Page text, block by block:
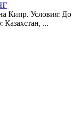
Кипр. Условия: До
Казахстан, ...